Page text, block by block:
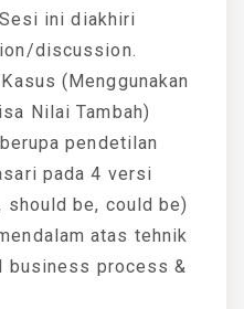
ini diakhiri
discussion.
(Menggunakan
Nilai Tambah)
pendetilan
pada 4 versi
be, could be)
atas tehnik
process &